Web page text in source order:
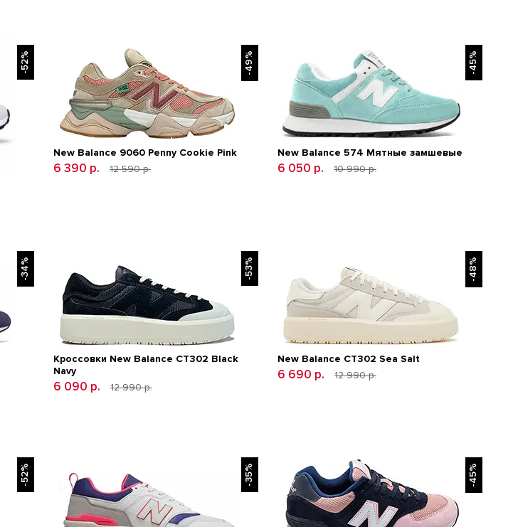
-52% -49%
New Balance 9060 Penny Cookie Pink
6 390 р. 12 590 р.
-45%
New Balance 574 Мятные замшевые
6 050 р. 10 990 р.
-34% -53%
Кроссовки New Balance CT302 Black
Navy
6 090 р. 12 990 р.
-48%
New Balance CT302 Sea Salt
6 690 р. 12 990 р.
-52% -35% -45%